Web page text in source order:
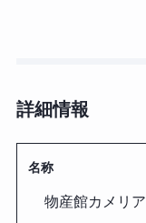
詳細情報
名称
物産館カメリア